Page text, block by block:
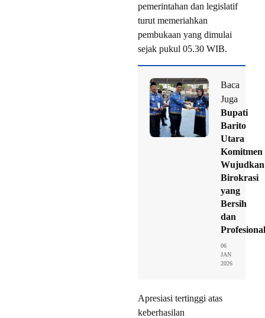
pemerintahan dan legislatif
turut memeriahkan
pembukaan yang dimulai
sejak pukul 05.30 WIB.
Baca
Juga
Bupati
Barito
Utara
Komitmen
Wujudkan
Birokrasi
yang
Bersih
dan
Profesional
06
JAN
2026
Apresiasi tertinggi atas
keberhasilan